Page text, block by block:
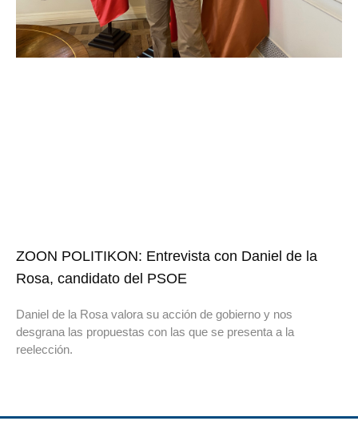
ZOON POLITIKON: Entrevista con Daniel de la
Rosa, candidato del PSOE
Daniel de la Rosa valora su acción de gobierno y nos
desgrana las propuestas con las que se presenta a la
reelección.